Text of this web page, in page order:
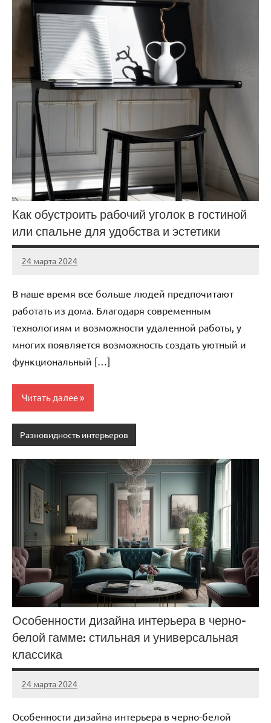
Как обустроить рабочий уголок в гостиной
или спальне для удобства и эстетики
24 марта 2024
stroyka_sl_r
Нет
В наше время все больше людей предпочитают
работать из дома. Благодаря современным
технологиям и возможности удаленной работы, у
многих появляется возможность создать уютный и
функциональный […]
Читать далее
Разновидность интерьеров
Особенности дизайна интерьера в черно-
белой гамме: стильная и универсальная
классика
24 марта 2024
stroyka_sl_r
Нет
Особенности дизайна интерьера в черно-белой